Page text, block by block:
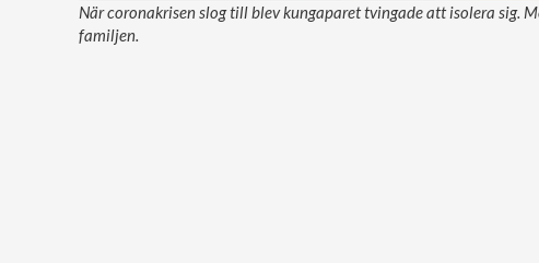
När coronakrisen slog till blev kungaparet tvingade att isolera sig.
familjen.